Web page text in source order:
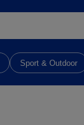
Sport & Outdoor